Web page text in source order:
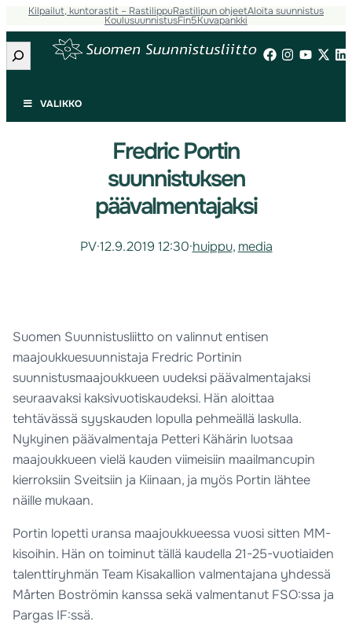
Kilpailut, kuntorastit – RastilippuRastilipun ohjeetAloita suunnistus
KoulusuunnistusFin5Kuvapankki
Etsi
VALIKKO
Fredric Portin
suunnistuksen
päävalmentajaksi
PV·12.9.2019 12:30·huippu, media
Suomen Suunnistusliitto on valinnut entisen
maajoukkuesuunnistaja Fredric Portinin
suunnistusmaajoukkueen uudeksi päävalmentajaksi
seuraavaksi kaksivuotiskaudeksi. Hän aloittaa
tehtävässä syyskauden lopulla pehmeällä laskulla.
Nykyinen päävalmentaja Petteri Kähärin luotsaa
maajoukkueen vielä kauden viimeisiin maailmancupin
kierroksiin Sveitsiin ja Kiinaan, ja myös Portin lähtee
näille mukaan.
Portin lopetti uransa maajoukkueessa vuosi sitten MM-
kisoihin. Hän on toiminut tällä kaudella 21-25-vuotiaiden
talenttiryhmän Team Kisakallion valmentajana yhdessä
Mårten Boströmin kanssa sekä valmentanut FSO:ssa ja
Pargas IF:ssä.